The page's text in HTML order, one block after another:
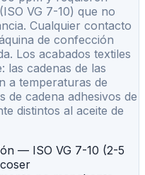
VG 7-10) que no
Cualquier contacto
de confección
Los acabados textiles
las cadenas de las
a temperaturas de
de cadena adhesivos de
distintos al aceite de
— ISO VG 7-10 (2-5